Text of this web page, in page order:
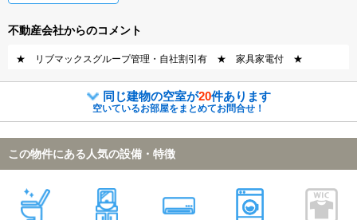
不動産会社からのコメント
★ リブマックスグループ管理・自社割引有 ★ 家具家電付 ★
同じ建物の空室が20件あります
空いているお部屋をまとめてお問合せ！
この物件にある人気の設備・特徴